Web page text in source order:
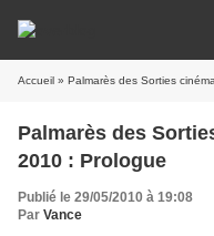
Accueil » Palmarès des Sorties
Palmarès des
2010 : Prologue
Publié le 29/05/2010 à 19:08
Par Vance